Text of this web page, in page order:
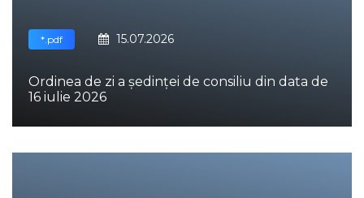
*.pdf 15.07.2026
Ordinea de zi a ședinței de consiliu din data de
16 iulie 2026